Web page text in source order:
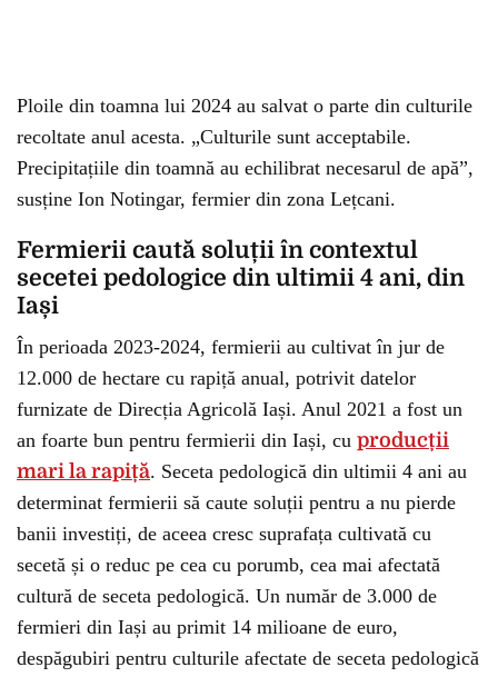
Ploile din toamna lui 2024 au salvat o parte din culturile
recoltate anul acesta. „Culturile sunt acceptabile.
Precipitațiile din toamnă au echilibrat necesarul de apă”,
susține Ion Notingar, fermier din zona Lețcani.
Fermierii caută soluții în contextul
secetei pedologice din ultimii 4 ani, din
Iași
În perioada 2023-2024, fermierii au cultivat în jur de
12.000 de hectare cu rapiță anual, potrivit datelor
furnizate de Direcția Agricolă Iași. Anul 2021 a fost un
an foarte bun pentru fermierii din Iași, cu producții
mari la rapiță. Seceta pedologică din ultimii 4 ani au
determinat fermierii să caute soluții pentru a nu pierde
banii investiți, de aceea cresc suprafața cultivată cu
secetă și o reduc pe cea cu porumb, cea mai afectată
cultură de seceta pedologică. Un număr de 3.000 de
fermieri din Iași au primit 14 milioane de euro,
despăgubiri pentru culturile afectate de seceta pedologică